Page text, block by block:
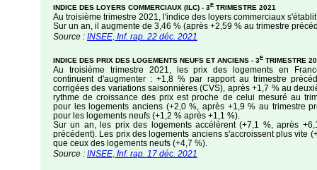
INDICE DES LOYERS COMMERCIAUX (ILC) - 3E TRIMESTRE 2021
Au troisième trimestre 2021, l'indice des loyers commerciaux
Sur un an, il augmente de 3,46 % (après +2,59 % au trimestre
Source : INSEE, Inf. rap. 22 déc. 2021
INDICE DES PRIX DES LOGEMENTS NEUFS ET ANCIENS - 3E TRIMESTRE
Au troisième trimestre 2021, les prix des logements en
continuent d'augmenter : +1,8 % par rapport au trimestre
corrigées des variations saisonnières (CVS), après +1,7 % au
rythme de croissance des prix est proche de celui mesuré au
pour les logements anciens (+2,0 %, après +1,9 % au trimestre
pour les logements neufs (+1,2 % après +1,1 %).
Sur un an, les prix des logements accélèrent (+7,1 %, après
précédent). Les prix des logements anciens s'accroissent plus vite
que ceux des logements neufs (+4,7 %).
Source : INSEE, Inf. rap. 17 déc. 2021